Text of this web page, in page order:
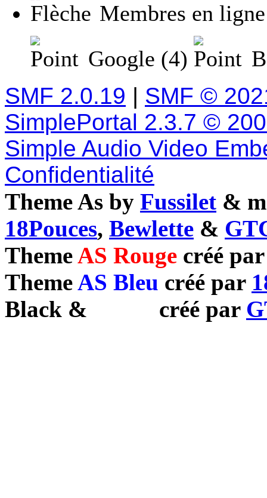
Membres en
Google (4)
SMF 2.0.19 | SMF ©
SimplePortal 2.3.7 ©
Simple Audio Video
Confidentialité
Theme As by Fussilet &
18Pouces, Bewlette &
ThemeAS Rouge créé
ThemeAS Bleu créé par
Black & créé par